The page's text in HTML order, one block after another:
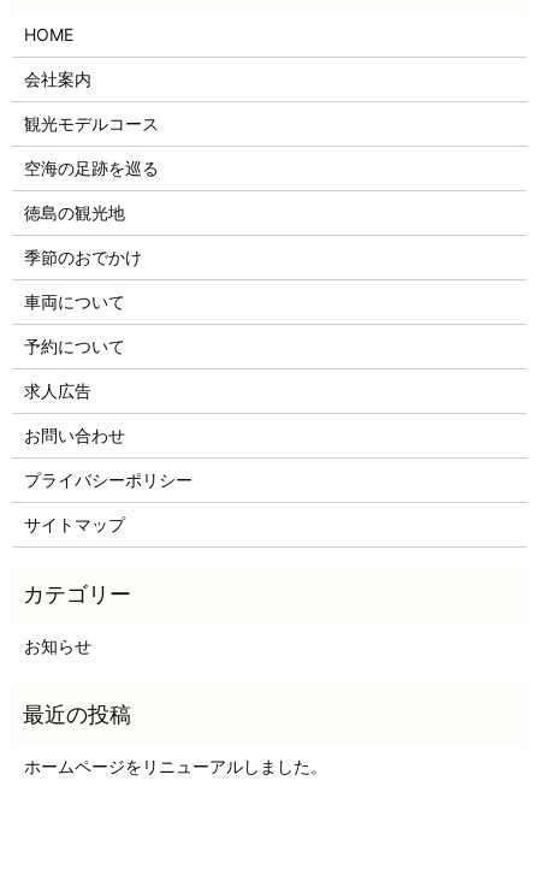
HOME
会社案内
観光モデルコース
空海の足跡を巡る
徳島の観光地
季節のおでかけ
車両について
予約について
求人広告
お問い合わせ
プライバシーポリシー
サイトマップ
お知らせ
ホームページをリニューアルしました。